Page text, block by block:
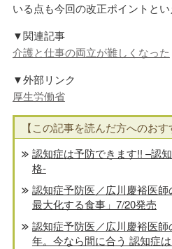
いる点も今回の改正ポイントとい
▼関連記事
介護と仕事の両立が難しくなった
▼外部リンク
厚生労働省
【この記事を読んだ方へのおす
認知症は予防できます!! –認
格-
認知症予防医／広川慶裕医
最大化する食事」7/20発売
認知症予防医／広川慶裕医
年。今なら間に合う 認知症は